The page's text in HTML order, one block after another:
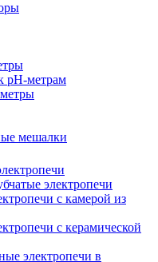
pH-метрам
мешалки
электропечи
с камерой из
с керамической
электропечи в